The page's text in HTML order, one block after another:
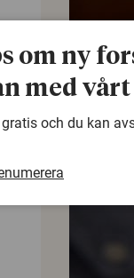
om ny
med
gratis och du kan